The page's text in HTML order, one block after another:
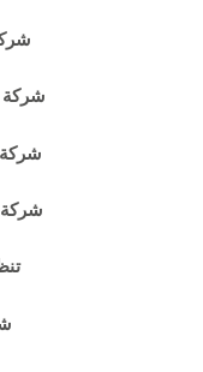
شركة
شركة